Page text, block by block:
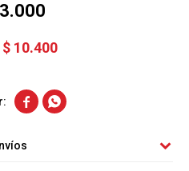
$ 10.400
 